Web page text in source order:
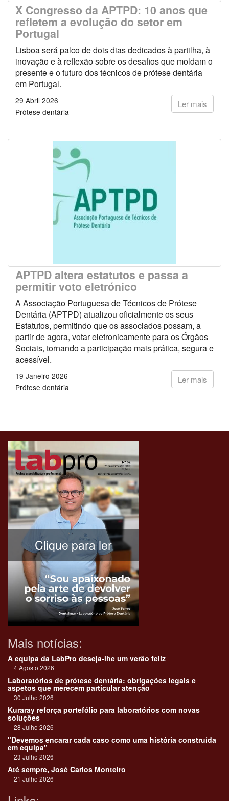
X Congresso da APTPD: 10 anos que
refletem a evolução do setor em
Portugal
Lisboa será palco de dois dias dedicados à partilha, à
inovação e à reflexão sobre os desafios que moldam o
presente e o futuro dos técnicos de prótese dentária
em Portugal.
Ler mais
29 Abril 2026
Prótese dentária
APTPD altera estatutos e passa a
permitir voto eletrónico
A Associação Portuguesa de Técnicos de Prótese
Dentária (APTPD) atualizou oficialmente os seus
Estatutos, permitindo que os associados possam, a
partir de agora, votar eletronicamente para os Órgãos
Sociais, tornando a participação mais prática, segura e
acessível.
Ler mais
19 Janeiro 2026
Prótese dentária
Clique para ler
Mais notícias:
A equipa da LabPro deseja-lhe um verão feliz
4 Agosto 2026
Laboratórios de prótese dentária: obrigações legais e
aspetos que merecem particular atenção
30 Julho 2026
Kuraray reforça portefólio para laboratórios com novas
soluções
28 Julho 2026
"Devemos encarar cada caso como uma história construída
em equipa"
23 Julho 2026
Até sempre, José Carlos Monteiro
21 Julho 2026